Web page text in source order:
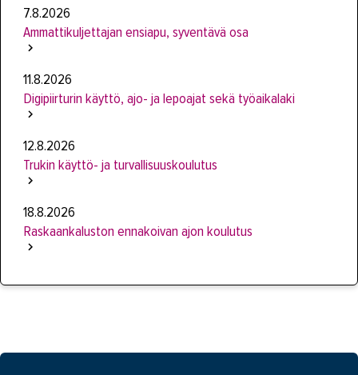
7.8.2026
Ammattikuljettajan ensiapu, syventävä osa
11.8.2026
Digipiirturin käyttö, ajo- ja lepoajat sekä työaikalaki
12.8.2026
Trukin käyttö- ja turvallisuuskoulutus
18.8.2026
Raskaankaluston ennakoivan ajon koulutus